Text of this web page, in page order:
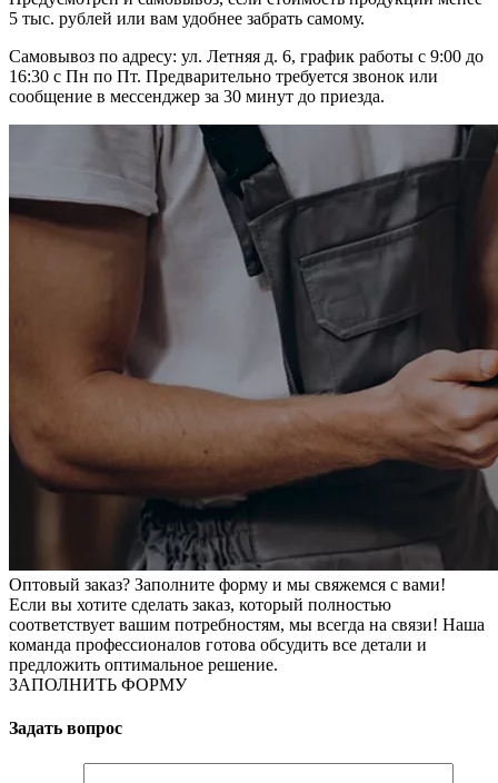
5 тыс. рублей или вам удобнее забрать самому.
Самовывоз по адресу: ул. Летняя д. 6, график работы с 9:00 до
16:30 с Пн по Пт. Предварительно требуется звонок или
сообщение в мессенджер за 30 минут до приезда.
Оптовый заказ? Заполните форму и мы свяжемся с вами!
Если вы хотите сделать заказ, который полностью
соответствует вашим потребностям, мы всегда на связи! Наша
команда профессионалов готова обсудить все детали и
предложить оптимальное решение.
ЗАПОЛНИТЬ ФОРМУ
Задать вопрос